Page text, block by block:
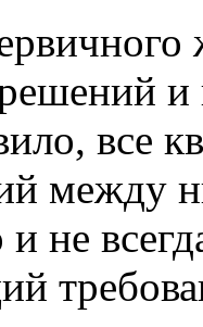
и
все
между
и не